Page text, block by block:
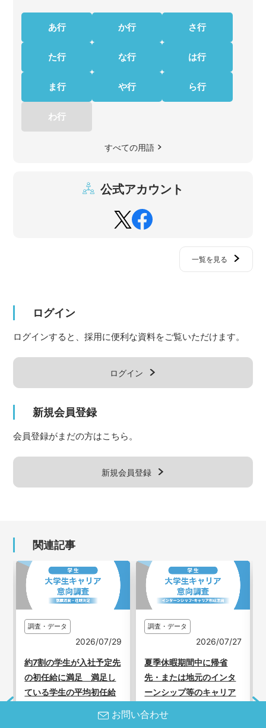
お問い合わせ
あ行 か行 さ行
た行 な行 は行
ま行 や行 ら行
わ行
すべての用語
公式アカウント
一覧を見る
ログイン
ログインすると、採用に便利な資料をご覧いただけます。
ログイン
新規会員登録
会員登録がまだの方はこちら。
新規会員登録
関連記事
調査・データ
2026/07/29
約7割の学生が入社予定先
の初任給に満足 満足し
ている学生の平均初任給
学生キャリア意向調査6月
調査・データ
2026/07/27
夏季休暇期間中に帰省
先・または地元のインタ
ーンシップ等のキャリア
合は8割／2028年卒 大学